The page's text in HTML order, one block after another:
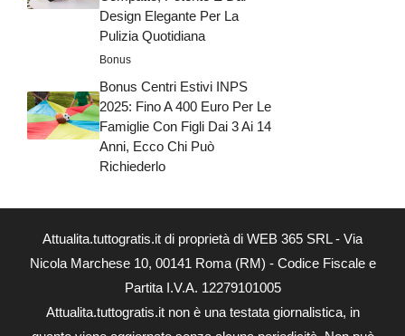
Design Elegante Per La
Pulizia Quotidiana
Bonus
Bonus Centri Estivi INPS
2025: Fino A 400 Euro Per Le
Famiglie Con Figli Dai 3 Ai 14
Anni, Ecco Chi Può
Richiederlo
Attualita.tuttogratis.it di proprietà di WEB 365 SRL - Via
Nicola Marchese 10, 00141 Roma (RM) - Codice Fiscale e
Partita I.V.A. 12279101005
Attualita.tuttogratis.it non è una testata giornalistica, in